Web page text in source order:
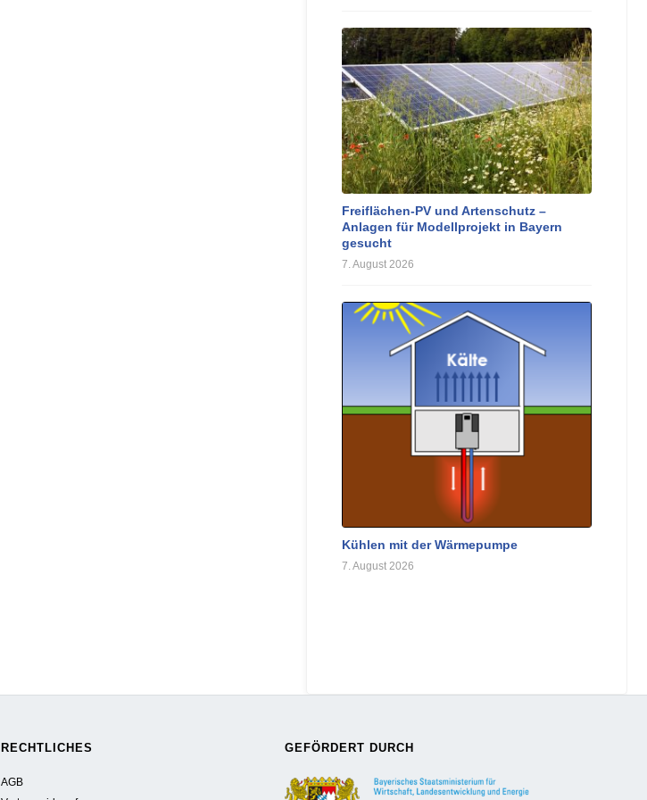
Freiflächen-PV und Artenschutz –
Anlagen für Modellprojekt in Bayern
gesucht
7. August 2026
Kühlen mit der Wärmepumpe
7. August 2026
RECHTLICHES
AGB
GEFÖRDERT DURCH